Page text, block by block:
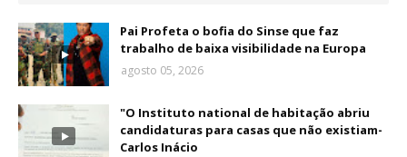
Pai Profeta o bofia do Sinse que faz
trabalho de baixa visibilidade na Europa
agosto 05, 2026
"O Instituto national de habitação abriu
candidaturas para casas que não existiam-
Carlos Inácio